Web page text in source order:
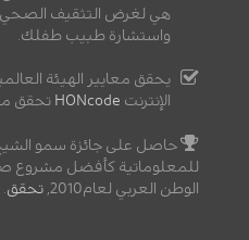
هي لغرض التثقيف
واستشارة طبيب طفلك.
يحقق معايير الهيئة
الإنترنت HONcode تحقق
حاصل على جائزة سمو
للمعلوماتية كأفضل مشروع
الوطن العربي لعام2010,
تحقق